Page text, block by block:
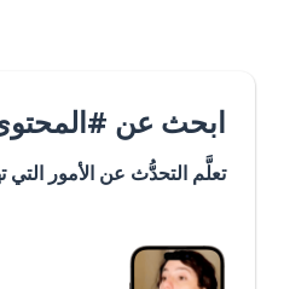
ابحث عن
تعلَّم التحدُّث عن الأمور التي